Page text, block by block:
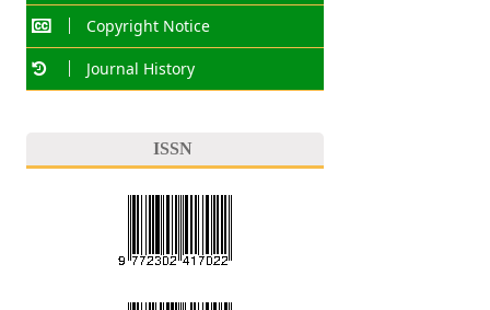
Copyright Notice
Journal History
ISSN